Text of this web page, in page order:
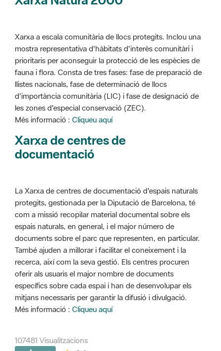
Xarxa a escala comunitària de llocs protegits. Inclou una
mostra representativa d'hàbitats d'interès comunitàri i
prioritaris per aconseguir la protecció de les espècies de
fauna i flora. Consta de tres fases: fase de preparació de
llistes nacionals, fase de determinació de llocs
d'importància comunitària (LIC) i fase de designació de
les zones d'especial conservació (ZEC).
Més informació : Cliqueu aquí
Xarxa de centres de
documentació
La Xarxa de centres de documentació d'espais naturals
protegits, gestionada per la Diputació de Barcelona, té
com a missió recopilar material documental sobre els
espais naturals, en general, i el major número de
documents sobre el parc que representen, en particular.
També ajuden a millorar i facilitar el coneixement i la
recerca, així com la seva gestió. Els centres procuren
oferir als usuaris el major nombre de documents
específics sobre cada espai i han de desenvolupar els
mitjans necessaris per garantir la difusió i divulgació.
Més informació : Cliqueu aquí
107481 Visualitzacions